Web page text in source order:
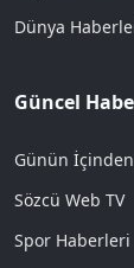
Dünya
Güncel
Günün
Sözcü Web TV
Spor Haberleri